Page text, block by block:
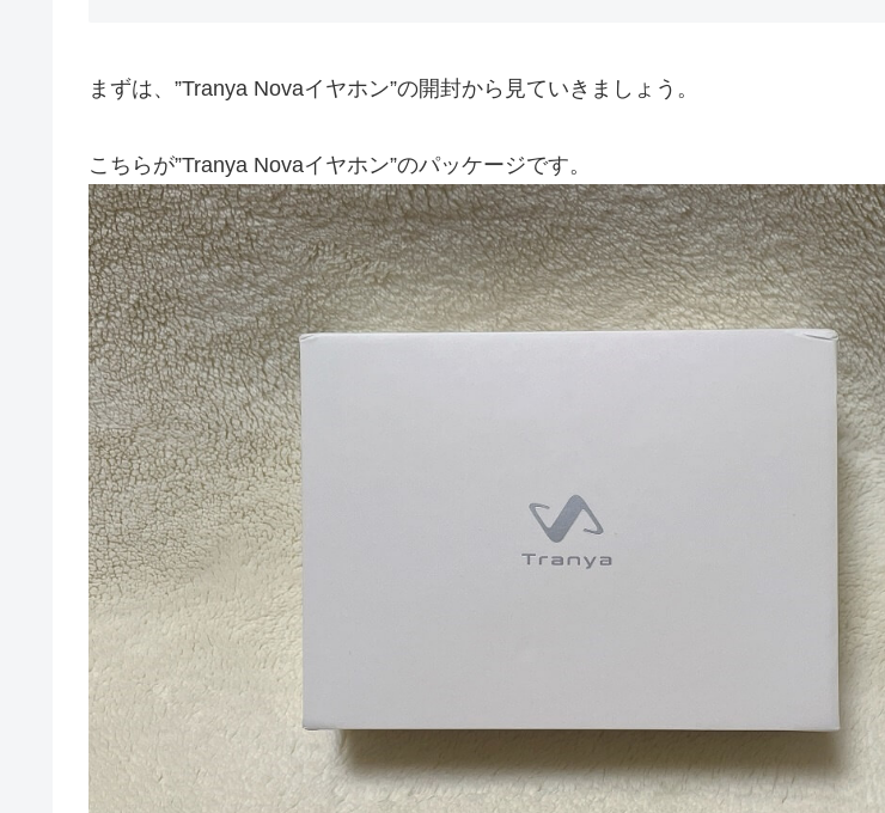
まずは、”Tranya Novaイヤホン”の開封から見ていきましょう。
こちらが”Tranya Novaイヤホン”のパッケージです。